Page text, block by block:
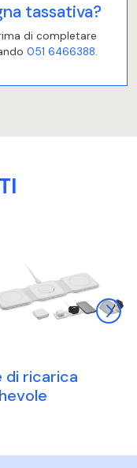
tassativa?
di completare
051 6466388.
di ricarica